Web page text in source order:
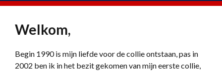
Welkom,
Begin 1990 is mijn liefde voor de collie ontstaan, pas in
2002 ben ik in het bezit gekomen van mijn eerste collie,